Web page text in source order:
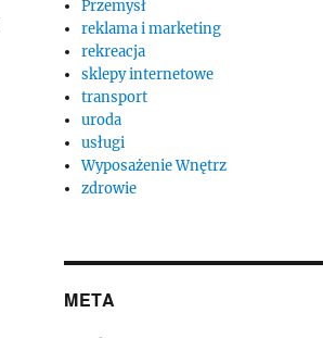
Przemysł
reklama i marketing
rekreacja
sklepy internetowe
transport
uroda
usługi
Wyposażenie Wnętrz
zdrowie
META